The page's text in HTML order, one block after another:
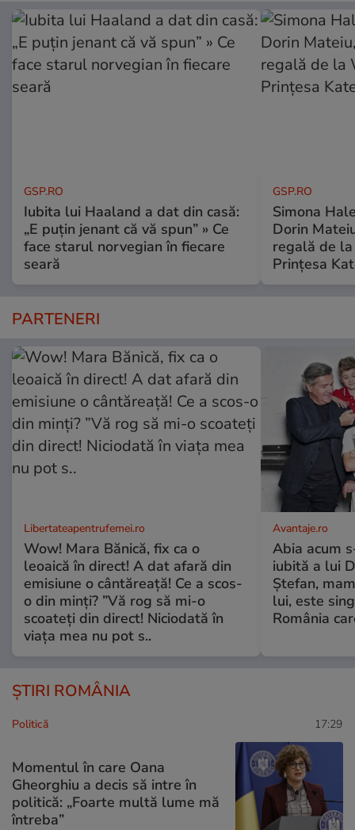
GSP.RO
Iubita lui Haaland a dat din casă:
„E puțin jenant că vă spun” » Ce
face starul norvegian în fiecare
seară
GSP.RO
Simona
Dorin
regală de
Prințesa
PARTENERI
Libertateapentrufemei.ro
Wow! Mara Bănică, fix ca o
leoaică în direct! A dat afară din
emisiune o cântăreață! Ce a scos-
o din minți? ”Vă rog să mi-o
scoateți din direct! Niciodată în
viața mea nu pot s..
Avantaje.ro
Abia acum
iubită a lui
Ștefan,
lui, este
România
ȘTIRI ROMÂNIA
Politică 17:29
Momentul în care Oana
Gheorghiu a decis să intre în
politică: „Foarte multă lume mă
întreba”